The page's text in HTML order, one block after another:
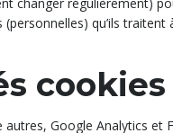
qu’ils traitent
cookies
Google Analytics et